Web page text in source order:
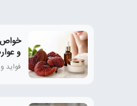
و
فواید